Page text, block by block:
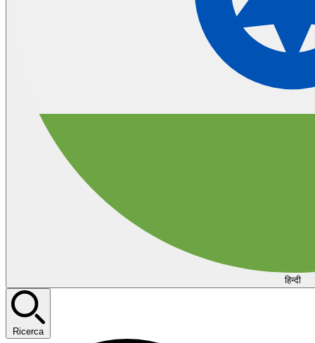
हिन्दी
Ricerca